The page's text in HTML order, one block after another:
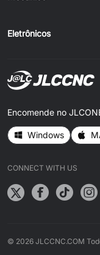
Eletrônicos
Encomende no
Windows
CONNECT WITH US
© 2026 JLCCNC.COM